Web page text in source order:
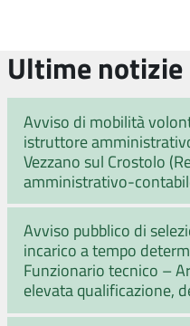
Ultime notizie
Avviso di mobilità
istruttore
Vezzano sul Crostolo
amministrativo-
Avviso pubblico di
incarico a tempo
Funzionario tecnico –
elevata qualificazione,